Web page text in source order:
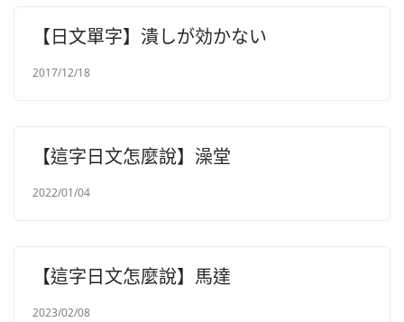
【日文單字】潰しが効かない
2017/12/18
【這字日文怎麼說】澡堂
2022/01/04
【這字日文怎麼說】馬達
2023/02/08